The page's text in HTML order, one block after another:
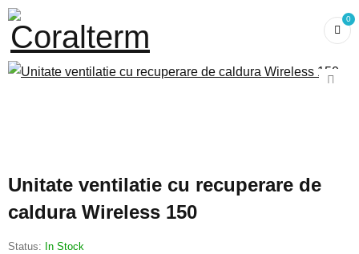
0
Unitate ventilatie cu recuperare de
caldura Wireless 150
Status: In Stock